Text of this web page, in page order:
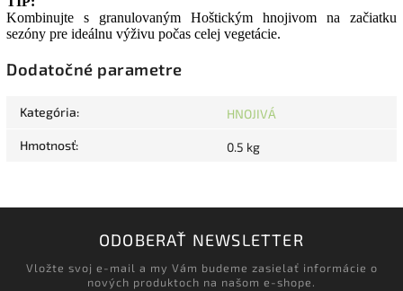
Kombinujte s granulovaným Hoštickým hnojivom na začiatku
sezóny pre ideálnu výživu počas celej vegetácie.
Dodatočné parametre
Kategória: HNOJIVÁ
Hmotnosť: 0.5 kg
ODOBERAŤ NEWSLETTER
Vložte svoj e-mail a my Vám budeme zasielať informácie o
nových produktoch na našom e-shope.